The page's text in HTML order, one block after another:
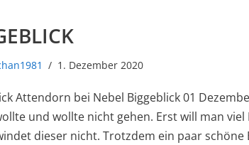
1. Dezember 2020
Attendorn bei Nebel Biggeblick 01
und wollte nicht gehen. Erst will man viel
dieser nicht. Trotzdem ein paar schöne